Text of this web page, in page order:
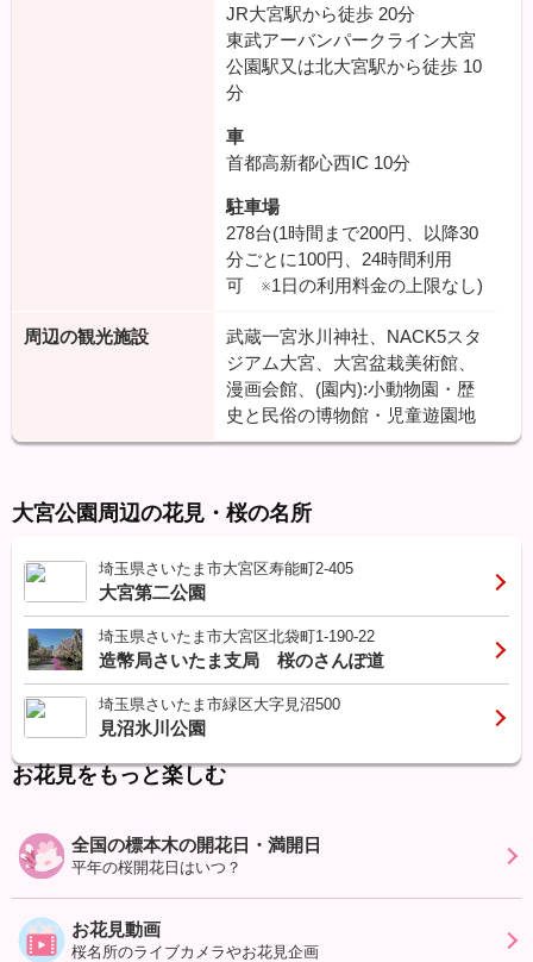
JR大宮駅から徒歩 20分
東武アーバンパークライン大宮
公園駅又は北大宮駅から徒歩 10
分
車
首都高新都心西IC 10分
駐車場
278台(1時間まで200円、以降30
分ごとに100円、24時間利用
可 ※1日の利用料金の上限なし)
周辺の観光施設
武蔵一宮氷川神社、NACK5スタ
ジアム大宮、大宮盆栽美術館、
漫画会館、(園内):小動物園・歴
史と民俗の博物館・児童遊園地
大宮公園周辺の花見・桜の名所
埼玉県さいたま市大宮区寿能町2-405
大宮第二公園
埼玉県さいたま市大宮区北袋町1-190-22
造幣局さいたま支局 桜のさんぽ道
埼玉県さいたま市緑区大字見沼500
見沼氷川公園
お花見をもっと楽しむ
全国の標本木の開花日・満開日
平年の桜開花日はいつ？
お花見動画
桜名所のライブカメラやお花見企画